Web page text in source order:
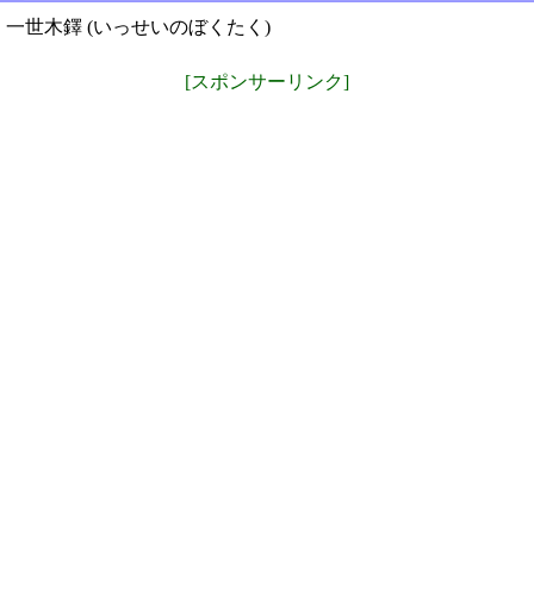
一世木鐸 (いっせいのぼくたく)
[スポンサーリンク]